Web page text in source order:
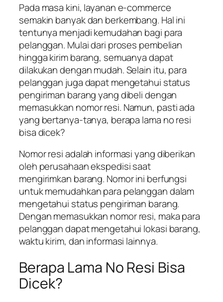
Pada masa kini, layanan e-commerce
semakin banyak dan berkembang. Hal ini
tentunya menjadi kemudahan bagi para
pelanggan. Mulai dari proses pembelian
hingga kirim barang, semuanya dapat
dilakukan dengan mudah. Selain itu, para
pelanggan juga dapat mengetahui status
pengiriman barang yang dibeli dengan
memasukkan nomor resi. Namun, pasti ada
yang bertanya-tanya, berapa lama no resi
bisa dicek?
Nomor resi adalah informasi yang diberikan
oleh perusahaan ekspedisi saat
mengirimkan barang. Nomor ini berfungsi
untuk memudahkan para pelanggan dalam
mengetahui status pengiriman barang.
Dengan memasukkan nomor resi, maka para
pelanggan dapat mengetahui lokasi barang,
waktu kirim, dan informasi lainnya.
Berapa Lama No Resi Bisa
Dicek?